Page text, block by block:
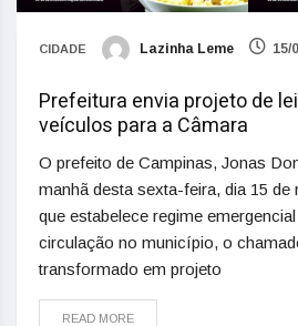
CIDADE Lazinha Leme 15/
Prefeitura envia projeto de
veículos para a Câmara
O prefeito de Campinas, Jonas
manhã desta sexta-feira, dia 15 de
que estabelece regime
circulação no município, o
transformado em projeto
READ MORE